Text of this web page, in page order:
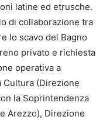
latine ed etrusche.
di collaborazione tra
lo scavo del Bagno
privato e richiesta
operativa a
Cultura (Direzione
la Soprintendenza
Arezzo), Direzione